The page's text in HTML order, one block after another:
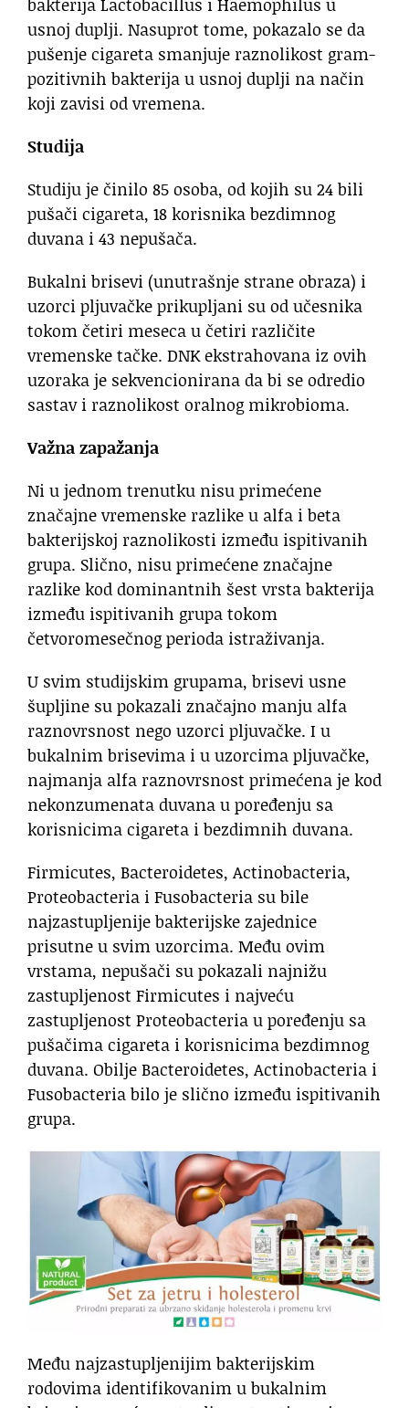
usnoj duplji. Nasuprot tome, pokazalo se da
pušenje cigareta smanjuje raznolikost gram-
pozitivnih bakterija u usnoj duplji na način
koji zavisi od vremena.
Studija
Studiju je činilo 85 osoba, od kojih su 24 bili
pušači cigareta, 18 korisnika bezdimnog
duvana i 43 nepušača.
Bukalni brisevi (unutrašnje strane obraza) i
uzorci pljuvačke prikupljani su od učesnika
tokom četiri meseca u četiri različite
vremenske tačke. DNK ekstrahovana iz ovih
uzoraka je sekvencionirana da bi se odredio
sastav i raznolikost oralnog mikrobioma.
Važna zapažanja
Ni u jednom trenutku nisu primećene
značajne vremenske razlike u alfa i beta
bakterijskoj raznolikosti između ispitivanih
grupa. Slično, nisu primećene značajne
razlike kod dominantnih šest vrsta bakterija
između ispitivanih grupa tokom
četvoromesečnog perioda istraživanja.
U svim studijskim grupama, brisevi usne
šupljine su pokazali značajno manju alfa
raznovrsnost nego uzorci pljuvačke. I u
bukalnim brisevima i u uzorcima pljuvačke,
najmanja alfa raznovrsnost primećena je kod
nekonzumenata duvana u poređenju sa
korisnicima cigareta i bezdimnih duvana.
Firmicutes, Bacteroidetes, Actinobacteria,
Proteobacteria i Fusobacteria su bile
najzastupljenije bakterijske zajednice
prisutne u svim uzorcima. Među ovim
vrstama, nepušači su pokazali najnižu
zastupljenost Firmicutes i najveću
zastupljenost Proteobacteria u poređenju sa
pušačima cigareta i korisnicima bezdimnog
duvana. Obilje Bacteroidetes, Actinobacteria i
Fusobacteria bilo je slično između ispitivanih
grupa.
Među najzastupljenijim bakterijskim
rodovima identifikovanim u bukalnim